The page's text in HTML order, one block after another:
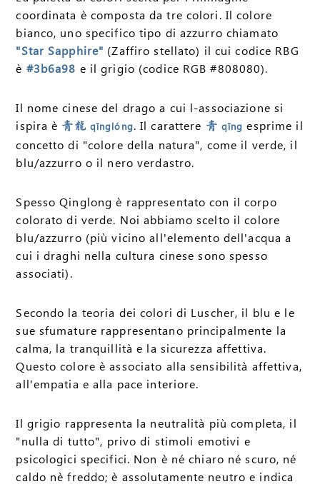
coordinata è composta da tre colori. Il colore
bianco, uno specifico tipo di azzurro chiamato
"Star Sapphire" (Zaffiro stellato) il cui codice RBG
è #3b6a98 e il grigio (codice RGB #808080).
Il nome cinese del drago a cui l-associazione si
ispira è 青龍 qīnglóng. Il carattere 青 qīng esprime il
concetto di "colore della natura", come il verde, il
blu/azzurro o il nero verdastro.
Spesso Qinglong è rappresentato con il corpo
colorato di verde. Noi abbiamo scelto il colore
blu/azzurro (più vicino all'elemento dell'acqua a
cui i draghi nella cultura cinese sono spesso
associati).
Secondo la teoria dei colori di Luscher, il blu e le
sue sfumature rappresentano principalmente la
calma, la tranquillità e la sicurezza affettiva.
Questo colore è associato alla sensibilità affettiva,
all'empatia e alla pace interiore.
Il grigio rappresenta la neutralità più completa, il
"nulla di tutto", privo di stimoli emotivi e
psicologici specifici. Non è né chiaro né scuro, né
caldo nè freddo; è assolutamente neutro e indica